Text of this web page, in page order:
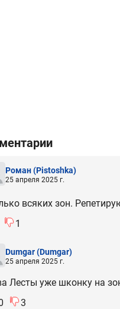
Роман(Pistoshka)
25 апреля 2025 г.
всяких зон.
1
Dumgar(Dumgar)
25 апреля 2025 г.
Лесты уже шконку на
3